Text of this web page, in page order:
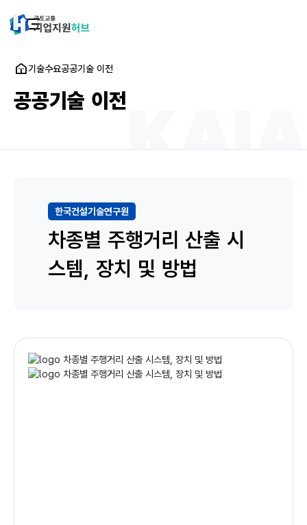
기술수요공공기술 이전
공공기술 이전
한국건설기술연구원
차종별 주행거리 산출 시
스템, 장치 및 방법